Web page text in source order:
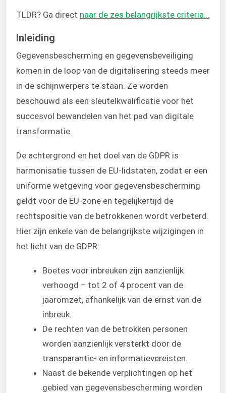
TLDR? Ga direct naar de zes belangrijkste criteria…
Inleiding
Gegevensbescherming en gegevensbeveiliging
komen in de loop van de digitalisering steeds meer
in de schijnwerpers te staan. Ze worden
beschouwd als een sleutelkwalificatie voor het
succesvol bewandelen van het pad van digitale
transformatie.
De achtergrond en het doel van de GDPR is
harmonisatie tussen de EU-lidstaten, zodat er een
uniforme wetgeving voor gegevensbescherming
geldt voor de EU-zone en tegelijkertijd de
rechtspositie van de betrokkenen wordt verbeterd.
Hier zijn enkele van de belangrijkste wijzigingen in
het licht van de GDPR:
Boetes voor inbreuken zijn aanzienlijk
verhoogd – tot 2 of 4 procent van de
jaaromzet, afhankelijk van de ernst van de
inbreuk.
De rechten van de betrokken personen
worden aanzienlijk versterkt door de
transparantie- en informatievereisten.
Naast de bekende verplichtingen op het
gebied van gegevensbescherming worden